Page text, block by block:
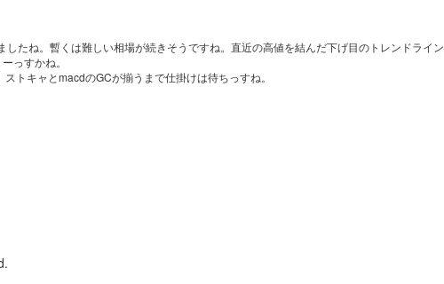
したね。暫くは難しい相場が続きそうですね。直近の高値を結んだ下げ目のトレンドライン
っすかね。
トキャとmacdのGCが揃うまで仕掛けは待ちっすね。